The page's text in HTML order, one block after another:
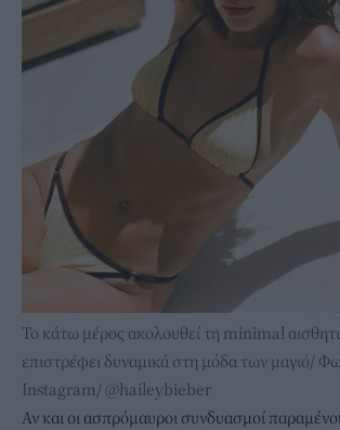
Το κάτω μέρος ακολουθεί τη minimal
επιστρέφει δυναμικά στη μόδα των μαγιό/
Instagram/ @haileybieber
Αν και οι ασπρόμαυροι συνδυασμοί